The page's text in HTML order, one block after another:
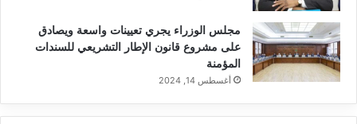
مجلس الوزراء يجري تعيينات واسعة ويصادق
على مشروع قانون الإطار التشريعي للسندات
المؤمنة
أغسطس 14, 2024